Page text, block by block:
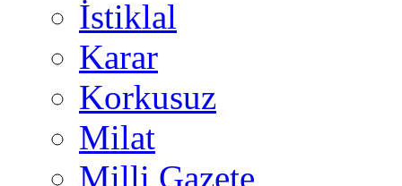
İstiklal
Karar
Korkusuz
Milat
Milli Gazete